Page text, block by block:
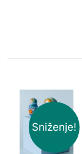
Sniženje!
DODAJ